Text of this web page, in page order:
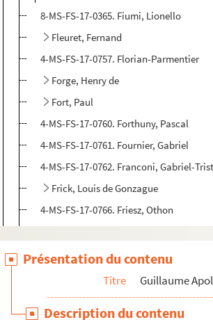
8-MS-FS-17-0365. Fiumi, Lionello
Fleuret, Fernand
4-MS-FS-17-0757. Florian-Parmentier
Forge, Henry de
Fort, Paul
4-MS-FS-17-0760. Forthuny, Pascal
4-MS-FS-17-0761. Fournier, Gabriel
4-MS-FS-17-0762. Franconi, Gabriel-
Frick, Louis de Gonzague
4-MS-FS-17-0766. Friesz, Othon
8-MS-FS-17-0374. Gallien, Antoine-
8-MS-FS-17-0375. Gambedoo, O. W.
8-MS-FS-17-0376. García-Caldéron, José
Présentation du contenu
Titre Guillaume
Description du contenu